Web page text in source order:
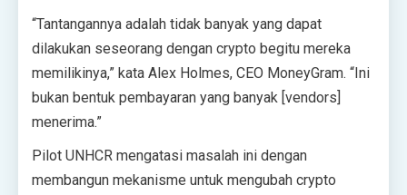
“Tantangannya adalah tidak banyak yang dapat
dilakukan seseorang dengan crypto begitu mereka
memilikinya,” kata Alex Holmes, CEO MoneyGram. “Ini
bukan bentuk pembayaran yang banyak [vendors]
menerima.”
Pilot UNHCR mengatasi masalah ini dengan
membangun mekanisme untuk mengubah crypto